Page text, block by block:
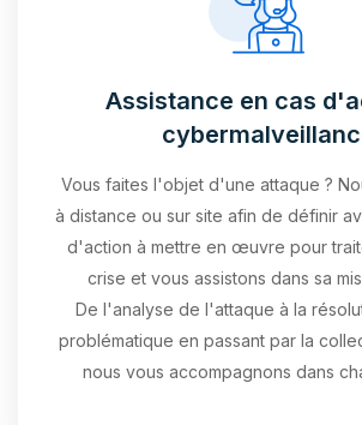
Assistance en cas
Vous faites l'objet d'une attaque ?
à distance ou sur site afin de définir
d'action à mettre en œuvre pour
crise et vous assistons dans sa
De l'analyse de l'attaque à la
problématique en passant par la
nous vous accompagnons dans